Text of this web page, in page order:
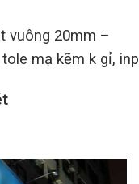
vuông 20mm –
mạ kẽm k gỉ,